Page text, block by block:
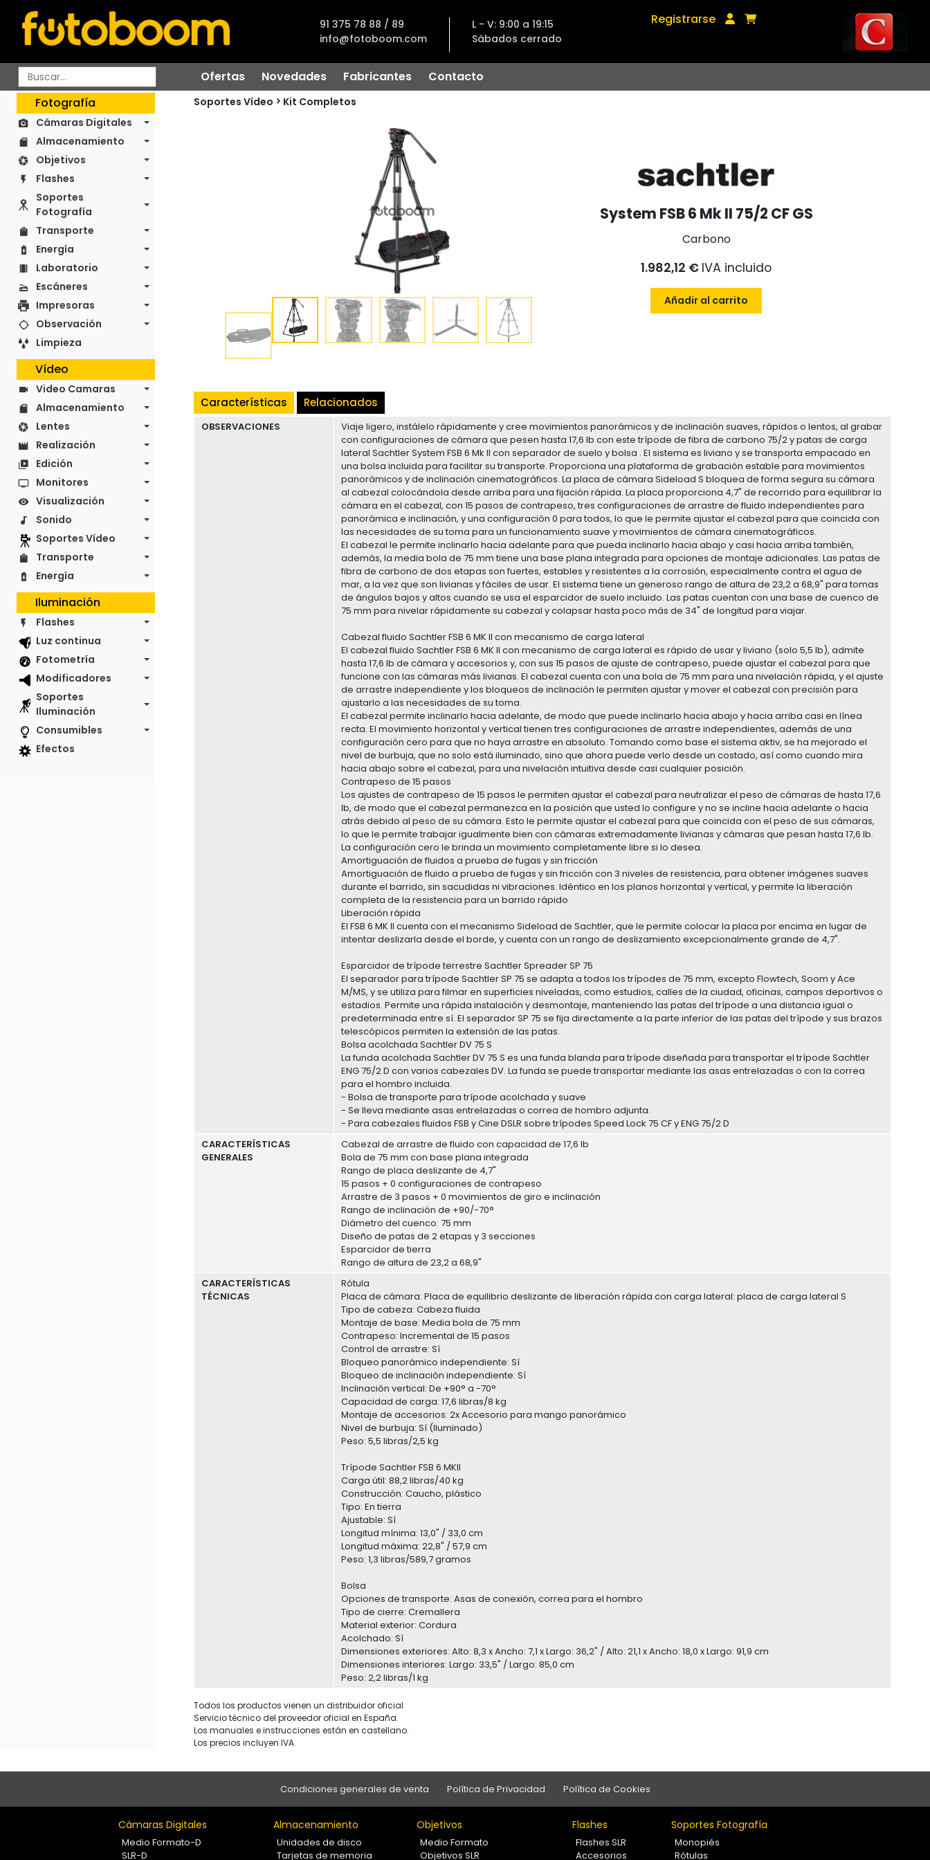
91 375 78 88 / 89
info@fotoboom.com
L - V: 9:00 a 19:15
Sábados cerrado
Registrarse
Ofertas Novedades Fabricantes
Contacto
Fotografía
Cámaras Digitales
Almacenamiento
Objetivos
Flashes
Soportes
Fotografía
Transporte
Energía
Laboratorio
Escáneres
Impresoras
Observación
Limpieza
Vídeo
Video Camaras
Almacenamiento
Lentes
Realización
Edición
Monitores
Visualización
Sonido
Soportes Vídeo
Transporte
Energía
Iluminación
Flashes
Luz continua
Fotometría
Modificadores
Soportes
Iluminación
Consumibles
Efectos
Soportes Vídeo Kit Completos
System FSB 6 Mk II 75/2 CF GS
Carbono
1.982,12 € IVA incluido
Añadir al carrito
Características Relacionados
OBSERVACIONES
Viaje ligero, instálelo rápidamente y cree movimientos panorámicos y de inclinación suaves, rápidos o lentos, al grabar
con configuraciones de cámara que pesen hasta 17,6 lb con este trípode de fibra de carbono 75/2 y patas de carga
lateral Sachtler System FSB 6 Mk II con separador de suelo y bolsa . El sistema es liviano y se transporta empacado en
una bolsa incluida para facilitar su transporte. Proporciona una plataforma de grabación estable para movimientos
panorámicos y de inclinación cinematográficos. La placa de cámara Sideload S bloquea de forma segura su cámara
al cabezal colocándola desde arriba para una fijación rápida. La placa proporciona 4,7" de recorrido para equilibrar la
cámara en el cabezal, con 15 pasos de contrapeso, tres configuraciones de arrastre de fluido independientes para
panorámica e inclinación, y una configuración 0 para todos, lo que le permite ajustar el cabezal para que coincida con
las necesidades de su toma para un funcionamiento suave y movimientos de cámara cinematográficos.
El cabezal le permite inclinarlo hacia adelante para que pueda inclinarlo hacia abajo y casi hacia arriba también,
además, la media bola de 75 mm tiene una base plana integrada para opciones de montaje adicionales. Las patas de
fibra de carbono de dos etapas son fuertes, estables y resistentes a la corrosión, especialmente contra el agua de
mar, a la vez que son livianas y fáciles de usar. El sistema tiene un generoso rango de altura de 23,2 a 68,9" para tomas
de ángulos bajos y altos cuando se usa el esparcidor de suelo incluido. Las patas cuentan con una base de cuenco de
75 mm para nivelar rápidamente su cabezal y colapsar hasta poco más de 34" de longitud para viajar.
Cabezal fluido Sachtler FSB 6 MK II con mecanismo de carga lateral
El cabezal fluido Sachtler FSB 6 MK II con mecanismo de carga lateral es rápido de usar y liviano (solo 5,5 lb), admite
hasta 17,6 lb de cámara y accesorios y, con sus 15 pasos de ajuste de contrapeso, puede ajustar el cabezal para que
funcione con las cámaras más livianas. El cabezal cuenta con una bola de 75 mm para una nivelación rápida, y el ajuste
de arrastre independiente y los bloqueos de inclinación le permiten ajustar y mover el cabezal con precisión para
ajustarlo a las necesidades de su toma.
El cabezal permite inclinarlo hacia adelante, de modo que puede inclinarlo hacia abajo y hacia arriba casi en línea
recta. El movimiento horizontal y vertical tienen tres configuraciones de arrastre independientes, además de una
configuración cero para que no haya arrastre en absoluto. Tomando como base el sistema aktiv, se ha mejorado el
nivel de burbuja, que no solo está iluminado, sino que ahora puede verlo desde un costado, así como cuando mira
hacia abajo sobre el cabezal, para una nivelación intuitiva desde casi cualquier posición.
Contrapeso de 15 pasos
Los ajustes de contrapeso de 15 pasos le permiten ajustar el cabezal para neutralizar el peso de cámaras de hasta 17,6
lb, de modo que el cabezal permanezca en la posición que usted lo configure y no se incline hacia adelante o hacia
atrás debido al peso de su cámara. Esto le permite ajustar el cabezal para que coincida con el peso de sus cámaras,
lo que le permite trabajar igualmente bien con cámaras extremadamente livianas y cámaras que pesan hasta 17,6 lb.
La configuración cero le brinda un movimiento completamente libre si lo desea.
Amortiguación de fluidos a prueba de fugas y sin fricción
Amortiguación de fluido a prueba de fugas y sin fricción con 3 niveles de resistencia, para obtener imágenes suaves
durante el barrido, sin sacudidas ni vibraciones. Idéntico en los planos horizontal y vertical, y permite la liberación
completa de la resistencia para un barrido rápido
Liberación rápida
El FSB 6 MK II cuenta con el mecanismo Sideload de Sachtler, que le permite colocar la placa por encima en lugar de
intentar deslizarla desde el borde, y cuenta con un rango de deslizamiento excepcionalmente grande de 4,7".
Esparcidor de trípode terrestre Sachtler Spreader SP 75
El separador para trípode Sachtler SP 75 se adapta a todos los trípodes de 75 mm, excepto Flowtech, Soom y Ace
M/MS, y se utiliza para filmar en superficies niveladas, como estudios, calles de la ciudad, oficinas, campos deportivos o
estadios. Permite una rápida instalación y desmontaje, manteniendo las patas del trípode a una distancia igual o
predeterminada entre sí. El separador SP 75 se fija directamente a la parte inferior de las patas del trípode y sus brazos
telescópicos permiten la extensión de las patas.
Bolsa acolchada Sachtler DV 75 S
La funda acolchada Sachtler DV 75 S es una funda blanda para trípode diseñada para transportar el trípode Sachtler
ENG 75/2 D con varios cabezales DV. La funda se puede transportar mediante las asas entrelazadas o con la correa
para el hombro incluida.
- Bolsa de transporte para trípode acolchada y suave
- Se lleva mediante asas entrelazadas o correa de hombro adjunta.
- Para cabezales fluidos FSB y Cine DSLR sobre trípodes Speed Lock 75 CF y ENG 75/2 D
CARACTERÍSTICAS
GENERALES
Cabezal de arrastre de fluido con capacidad de 17,6 lb
Bola de 75 mm con base plana integrada
Rango de placa deslizante de 4,7"
15 pasos + 0 configuraciones de contrapeso
Arrastre de 3 pasos + 0 movimientos de giro e inclinación
Rango de inclinación de +90/-70°
Diámetro del cuenco: 75 mm
Diseño de patas de 2 etapas y 3 secciones
Esparcidor de tierra
Rango de altura de 23,2 a 68,9"
CARACTERÍSTICAS
TÉCNICAS
Rótula
Placa de cámara: Placa de equilibrio deslizante de liberación rápida con carga lateral: placa de carga lateral S
Tipo de cabeza: Cabeza fluida
Montaje de base: Media bola de 75 mm
Contrapeso: Incremental de 15 pasos
Control de arrastre: Sí
Bloqueo panorámico independiente: Sí
Bloqueo de inclinación independiente: Sí
Inclinación vertical: De +90° a -70°
Capacidad de carga: 17,6 libras/8 kg
Montaje de accesorios: 2x Accesorio para mango panorámico
Nivel de burbuja: Sí (Iluminado)
Peso: 5,5 libras/2,5 kg
Trípode Sachtler FSB 6 MKII
Carga útil: 88,2 libras/40 kg
Construcción: Caucho, plástico
Tipo: En tierra
Ajustable: Sí
Longitud mínima: 13,0" / 33,0 cm
Longitud máxima: 22,8" / 57,9 cm
Peso: 1,3 libras/589,7 gramos
Bolsa
Opciones de transporte: Asas de conexión, correa para el hombro
Tipo de cierre: Cremallera
Material exterior: Cordura
Acolchado: Sí
Dimensiones exteriores: Alto: 8,3 x Ancho: 7,1 x Largo: 36,2" / Alto: 21,1 x Ancho: 18,0 x Largo: 91,9 cm
Dimensiones interiores: Largo: 33,5" / Largo: 85,0 cm
Peso: 2,2 libras/1 kg
Todos los productos vienen un distribuidor oficial
Servicio técnico del proveedor oficial en España.
Los manuales e instrucciones están en castellano.
Los precios incluyen IVA.
Condiciones generales de venta Política de Privacidad Política de Cookies
Cámaras Digitales
Medio Formato-D
SLR-D
Almacenamiento
Unidades de disco
Tarjetas de memoria
Objetivos
Medio Formato
Objetivos SLR
Flashes
Flashes SLR
Accesorios
Soportes Fotografía
Monopiés
Rótulas